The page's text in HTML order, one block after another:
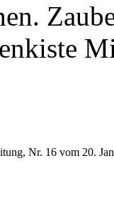
Nr. 16 vom 20.